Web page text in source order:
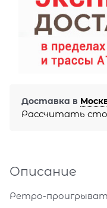
Доставка в
Рассчитать
Описание
Ретро-